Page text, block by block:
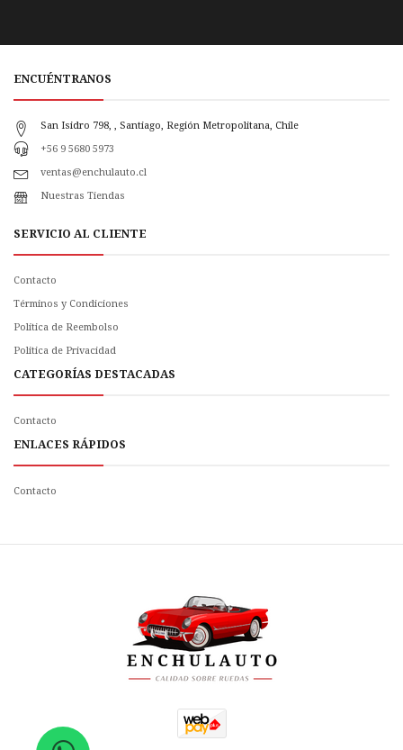
ENCUÉNTRANOS
San Isidro 798, , Santiago, Región Metropolitana, Chile
+56 9 5680 5973
ventas@enchulauto.cl
Nuestras Tiendas
SERVICIO AL CLIENTE
Contacto
Términos y Condiciones
Política de Reembolso
Politica de Privacidad
CATEGORÍAS DESTACADAS
Contacto
ENLACES RÁPIDOS
Contacto